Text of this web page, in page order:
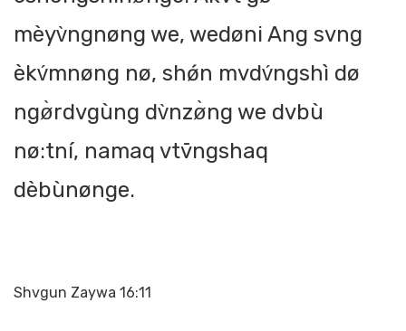
mèyv̀ngnøng we, wedøni Ang svng
èkv́mnøng nø, shǿn mvdv́ngshì dø
ngø̀rdvgùng dv̀nzø̀ng we dvbù
nø:tní, namaq vtv̄ngshaq
dèbùnønge.
Shvgun Zaywa 16:11